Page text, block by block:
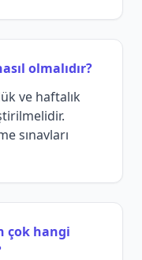
olmalıdır?
ve haftalık
sınavları
çok hangi